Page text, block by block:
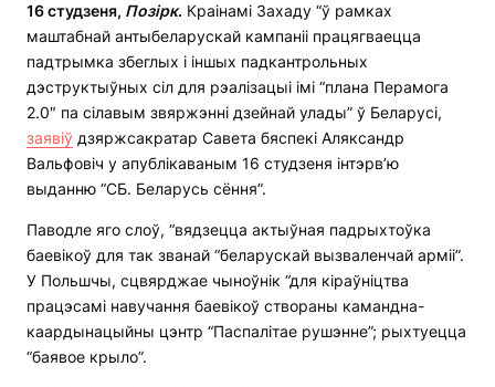
16 студзеня, Позірк. Краінамі Захаду “ў рамках
маштабнай антыбеларускай кампаніі працягваецца
падтрымка збеглых і іншых падкантрольных
дэструктыўных сіл для рэалізацыі імі “плана Перамога
2.0″ па сілавым звяржэнні дзейнай улады” ў Беларусі,
заявіў дзяржсакратар Савета бяспекі Аляксандр
Вальфовіч у апублікаваным 16 студзеня інтэрв’ю
выданню “СБ. Беларусь сёння”.
Паводле яго слоў, “вядзецца актыўная падрыхтоўка
баевікоў для так званай “беларускай вызваленчай арміі”.
У Польшчы, сцвярджае чыноўнік “для кіраўніцтва
працэсамі навучання баевікоў створаны камандна-
каардынацыйны цэнтр “Паспалітае рушэнне”; рыхтуецца
“баявое крыло”.